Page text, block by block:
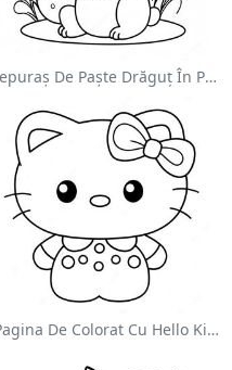
Iepuraș De Paște Drăguț În Pagină De Colorat
Pagina De Colorat Cu Hello Kitty Drăguță Cu Fundiță